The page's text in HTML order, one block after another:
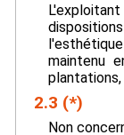
maintenu
plantations,
2.3 (*)
Non